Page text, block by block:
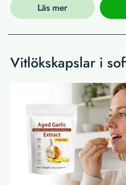
Läs mer
Vitlökskapslar i